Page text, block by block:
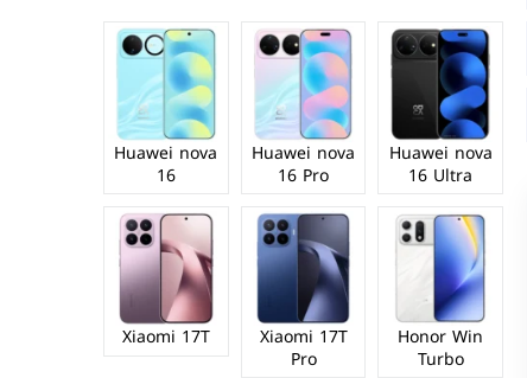
Huawei nova
16 Ultra
Huawei nova
16 Pro
Huawei nova
16
Honor Win
Turbo
Xiaomi 17T
Pro
Xiaomi 17T